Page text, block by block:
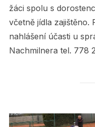
žáci spolu s
včetně jídla zajištěno.
nahlášení účasti u
Nachmilnera tel. 778